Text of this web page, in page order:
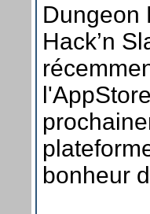
Dungeon
Hack’n
bonheur